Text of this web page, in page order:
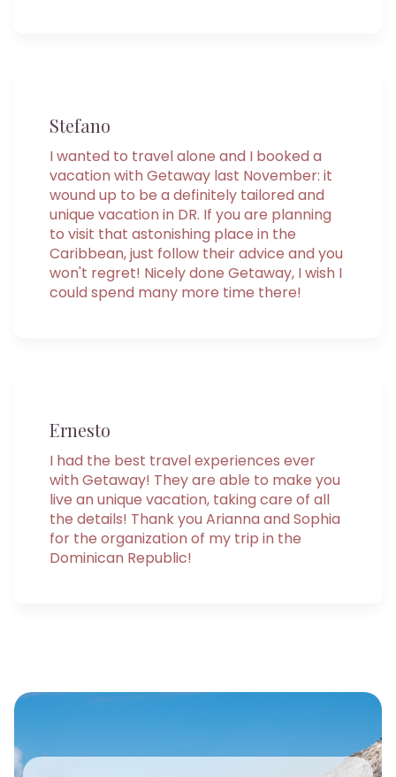
Stefano
I wanted to travel alone and I booked a
vacation with Getaway last November: it
wound up to be a definitely tailored and
unique vacation in DR. If you are planning
to visit that astonishing place in the
Caribbean, just follow their advice and you
won't regret! Nicely done Getaway, I wish I
could spend many more time there!
Ernesto
I had the best travel experiences ever
with Getaway! They are able to make you
live an unique vacation, taking care of all
the details! Thank you Arianna and Sophia
for the organization of my trip in the
Dominican Republic!